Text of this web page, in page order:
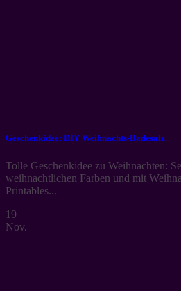
Geschenkidee: DIY Weihnachts-Badesalz
Tolle Geschenkidee zu Weihnachten:
weihnachtlichen Farben und mit
Printables...
19
Nov.